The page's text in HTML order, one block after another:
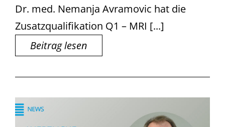
Dr. med. Nemanja Avramovic hat die
Zusatzqualifikation Q1 – MRI [...]
Beitrag lesen